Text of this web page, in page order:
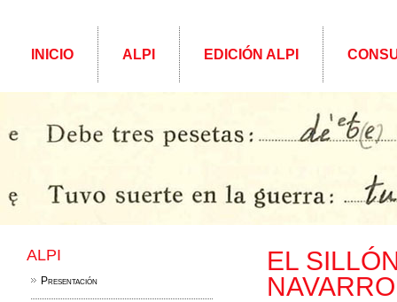
INICIO ALPI EDICIÓN ALPI
ALPI
Presentación
EL